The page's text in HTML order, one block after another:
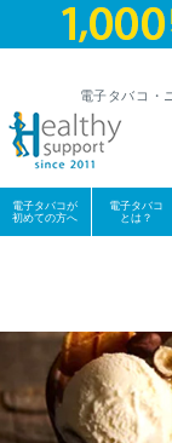
電子タバコ・
電子タバコが
初めての方へ
電子タバコ
とは？